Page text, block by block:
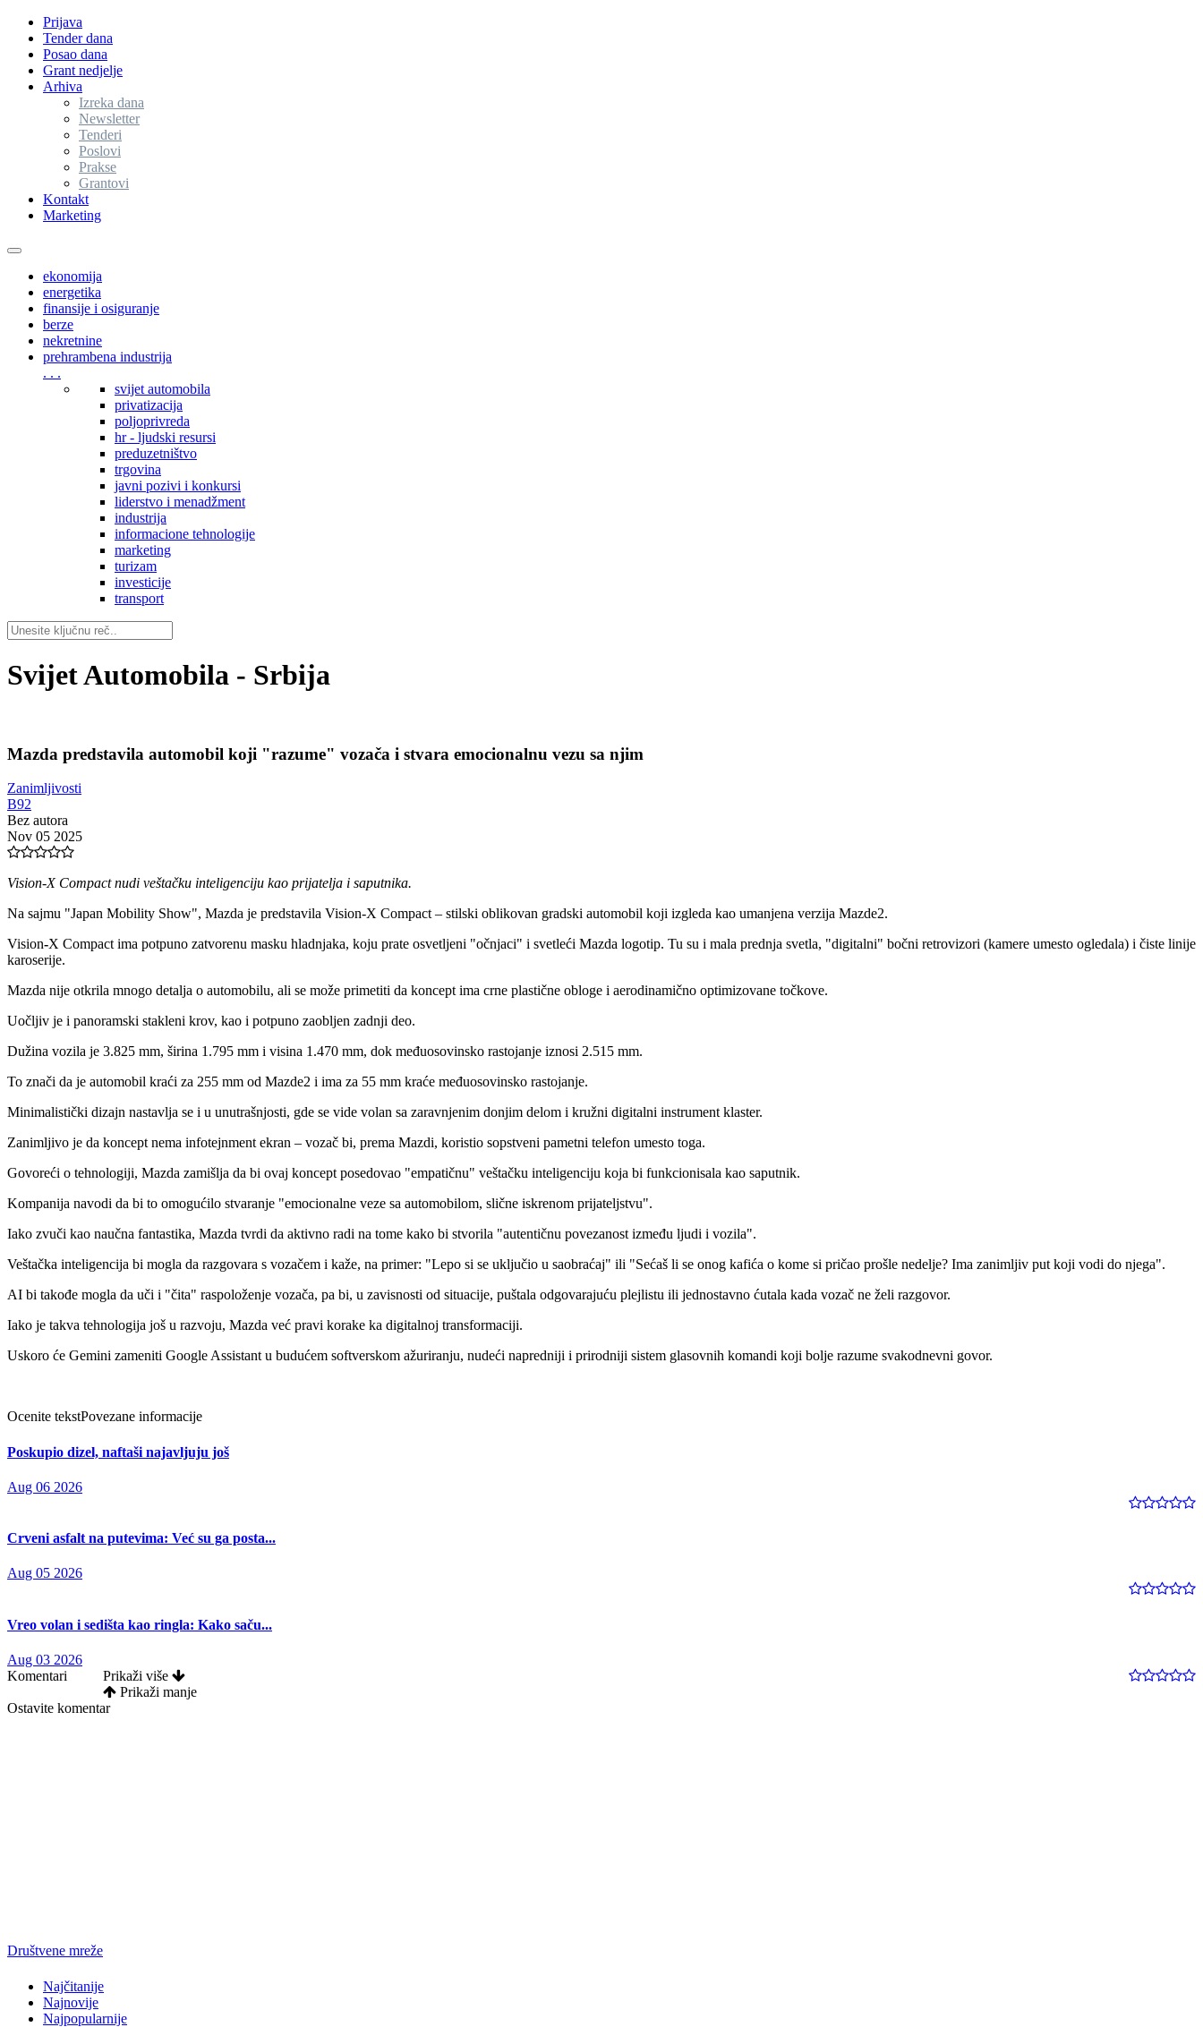
Prijava
Tender dana
Posao dana
Grant nedjelje
Arhiva
Izreka dana
Newsletter
Tenderi
Poslovi
Prakse
Grantovi
Kontakt
Marketing
Toggle
navigationekonomija
energetika
finansije i osiguranje
berze
nekretnine
prehrambena industrija
. . .
svijet automobila
privatizacija
poljoprivreda
hr - ljudski resursi
preduzetništvo
trgovina
javni pozivi i konkursi
liderstvo i menadžment
industrija
informacione tehnologije
marketing
turizam
investicije
transport
Svijet Automobila - Srbija
Mazda predstavila automobil koji "razume" vozača i stvara emocionalnu vezu sa njim
Zanimljivosti
B92
Bez autora
Nov 05 2025
Vision-X Compact nudi veštačku inteligenciju kao prijatelja i saputnika.
Na sajmu "Japan Mobility Show", Mazda je predstavila Vision-X Compact – stilski oblikovan gradski automobil koji izgleda kao umanjena verzija Mazde2.
Vision-X Compact ima potpuno zatvorenu masku hladnjaka, koju prate osvetljeni "očnjaci" i svetleći Mazda logotip. Tu su i mala prednja svetla, "digitalni" bočni retrovizori (kamere umesto ogledala) i čiste linije
karoserije.
Mazda nije otkrila mnogo detalja o automobilu, ali se može primetiti da koncept ima crne plastične obloge i aerodinamično optimizovane točkove.
Uočljiv je i panoramski stakleni krov, kao i potpuno zaobljen zadnji deo.
Dužina vozila je 3.825 mm, širina 1.795 mm i visina 1.470 mm, dok međuosovinsko rastojanje iznosi 2.515 mm.
To znači da je automobil kraći za 255 mm od Mazde2 i ima za 55 mm kraće međuosovinsko rastojanje.
Minimalistički dizajn nastavlja se i u unutrašnjosti, gde se vide volan sa zaravnjenim donjim delom i kružni digitalni instrument klaster.
Zanimljivo je da koncept nema infotejnment ekran – vozač bi, prema Mazdi, koristio sopstveni pametni telefon umesto toga.
Govoreći o tehnologiji, Mazda zamišlja da bi ovaj koncept posedovao "empatičnu" veštačku inteligenciju koja bi funkcionisala kao saputnik.
Kompanija navodi da bi to omogućilo stvaranje "emocionalne veze sa automobilom, slične iskrenom prijateljstvu".
Iako zvuči kao naučna fantastika, Mazda tvrdi da aktivno radi na tome kako bi stvorila "autentičnu povezanost između ljudi i vozila".
Veštačka inteligencija bi mogla da razgovara s vozačem i kaže, na primer: "Lepo si se uključio u saobraćaj" ili "Sećaš li se onog kafića o kome si pričao prošle nedelje? Ima zanimljiv put koji vodi do njega".
AI bi takođe mogla da uči i "čita" raspoloženje vozača, pa bi, u zavisnosti od situacije, puštala odgovarajuću plejlistu ili jednostavno ćutala kada vozač ne želi razgovor.
Iako je takva tehnologija još u razvoju, Mazda već pravi korake ka digitalnoj transformaciji.
Uskoro će Gemini zameniti Google Assistant u budućem softverskom ažuriranju, nudeći napredniji i prirodniji sistem glasovnih komandi koji bolje razume svakodnevni govor.
Ocenite tekstPovezane informacije
Poskupio dizel, naftaši najavljuju još
Aug 06 2026
Crveni asfalt na putevima: Već su ga posta...
Aug 05 2026
Vreo volan i sedišta kao ringla: Kako saču...
Aug 03 2026
Komentari
Prikaži više
Prikaži manje
Ostavite komentar
Društvene mreže
Najčitanije
Najnovije
Najpopularnije